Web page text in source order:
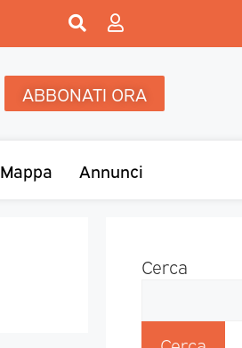
ABBONATI ORA
Mappa Annunci
Cerca